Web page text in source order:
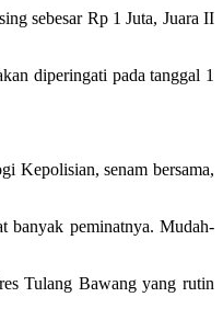
sebesar Rp 1 Juta, Juara II
diperingati pada tanggal 1
Kepolisian, senam bersama,
banyak peminatnya. Mudah-
Tulang Bawang yang rutin